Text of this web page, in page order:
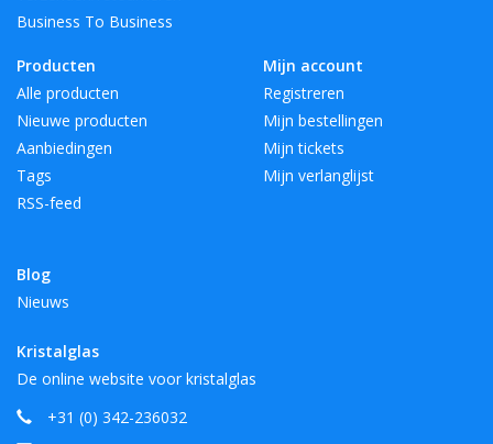
Business To Business
Producten
Alle producten
Nieuwe producten
Aanbiedingen
Tags
RSS-feed
Blog
Nieuws
Mijn account
Registreren
Mijn bestellingen
Mijn tickets
Mijn verlanglijst
Kristalglas
De online website voor kristalglas
+31 (0) 342-236032